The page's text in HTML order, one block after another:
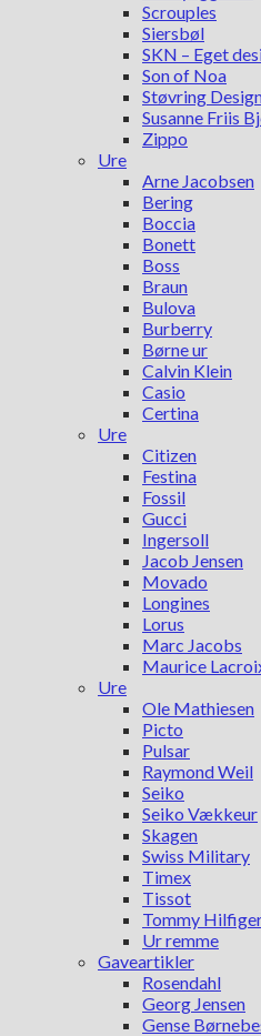
Scrouples
Siersbøl
SKN – Eget
Son of Noa
Støvring
Susanne Friis
Zippo
Ure
Arne Jacobsen
Bering
Boccia
Bonett
Boss
Braun
Bulova
Burberry
Børne ur
Calvin Klein
Casio
Certina
Ure
Citizen
Festina
Fossil
Gucci
Ingersoll
Jacob Jensen
Movado
Longines
Lorus
Marc Jacobs
Maurice
Ure
Ole Mathiesen
Picto
Pulsar
Raymond Weil
Seiko
Seiko Vækkeur
Skagen
Swiss Military
Timex
Tissot
Tommy
Ur remme
Gaveartikler
Rosendahl
Georg Jensen
Gense